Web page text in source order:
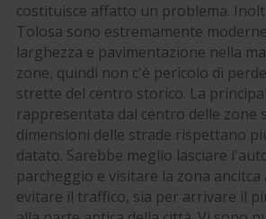
costituisce affatto un problema.
Tolosa sono estremamente
larghezza e pavimentazione nella
zone, quindi non c'è pericolo di
strette del centro storico. La
rappresentata dal centro delle zone
dimensioni delle strade rispettano
datato. Sarebbe meglio lasciare
parcheggio e visitare la zona ancitca
evitare il traffico, sia per arrivare il